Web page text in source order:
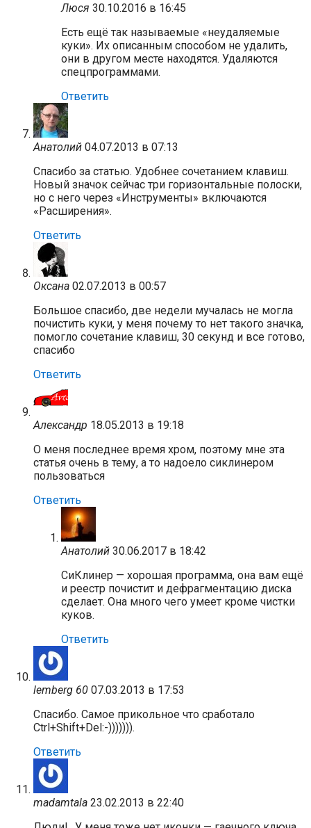
Люся 30.10.2016 в 16:45
Есть ещё так называемые «неудаляемые
куки». Их описанным способом не удалить,
они в другом месте находятся. Удаляются
спецпрограммами.
Ответить
Анатолий 04.07.2013 в 07:13
Спасибо за статью. Удобнее сочетанием клавиш.
Новый значок сейчас три горизонтальные полоски,
но с него через «Инструменты» включаются
«Расширения».
Ответить
Оксана 02.07.2013 в 00:57
Большое спасибо, две недели мучалась не могла
почистить куки, у меня почему то нет такого значка,
помогло сочетание клавиш, 30 секунд и все готово,
спасибо
Ответить
Александр 18.05.2013 в 19:18
О меня последнее время хром, поэтому мне эта
статья очень в тему, а то надоело сиклинером
пользоваться
Ответить
Анатолий 30.06.2017 в 18:42
СиКлинер — хорошая программа, она вам ещё
и реестр почистит и дефрагментацию диска
сделает. Она много чего умеет кроме чистки
куков.
Ответить
lemberg 60 07.03.2013 в 17:53
Спасибо. Самое прикольное что сработало
Ctrl+Shift+Del:-))))))).
Ответить
madamtala 23.02.2013 в 22:40